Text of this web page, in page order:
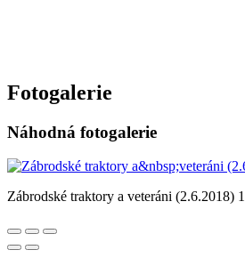
Fotogalerie
Náhodná fotogalerie
Zábrodské traktory a veteráni (2.6.2018) 1